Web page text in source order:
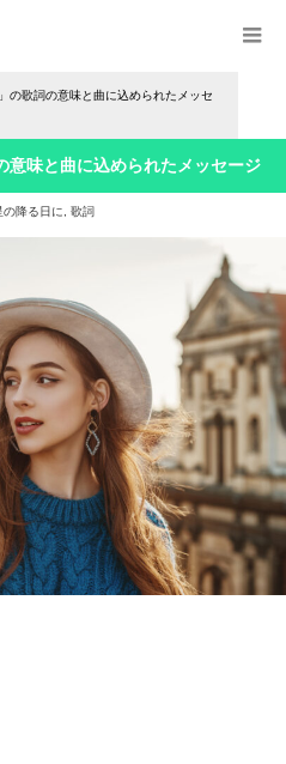
の歌詞の意味と曲に込められたメッセ
味と曲に込められたメッセージ
の降る日に 歌詞